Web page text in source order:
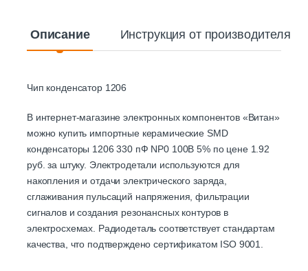
Описание Инструкция от производителя
Чип конденсатор 1206
В интернет-магазине электронных компонентов «Витан»
можно купить импортные керамические SMD
конденсаторы 1206 330 пФ NP0 100В 5% по цене 1.92
руб. за штуку. Электродетали используются для
накопления и отдачи электрического заряда,
сглаживания пульсаций напряжения, фильтрации
сигналов и создания резонансных контуров в
электросхемах. Радиодеталь соответствует стандартам
качества, что подтверждено сертификатом ISO 9001.